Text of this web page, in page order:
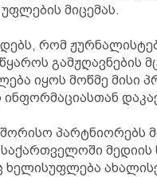
მიცემას.
რომ
გამჟღავნების
იყოს მოწმე მისი
პარტნიორებს
მედიის
ხელისუფლება